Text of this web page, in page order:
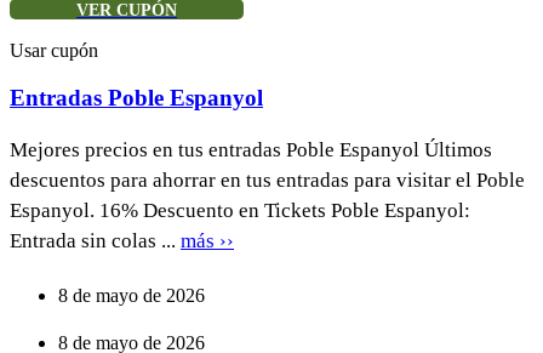
VER CUPÓN
Usar cupón
Entradas Poble Espanyol
Mejores precios en tus entradas Poble Espanyol Últimos
descuentos para ahorrar en tus entradas para visitar el Poble
Espanyol. 16% Descuento en Tickets Poble Espanyol:
Entrada sin colas ... más ››
8 de mayo de 2026
8 de mayo de 2026